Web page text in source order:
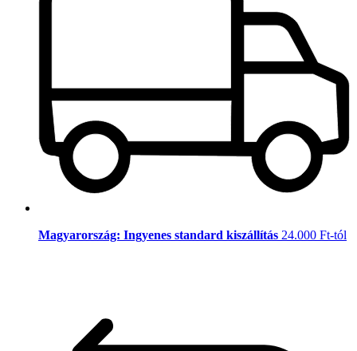
Magyarország: Ingyenes standard kiszállítás 24.000 Ft-tól